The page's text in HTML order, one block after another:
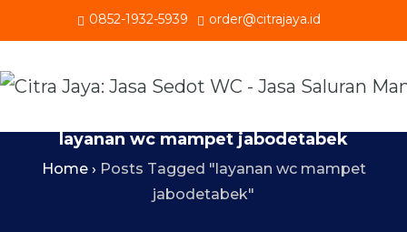
0852-1932-5939 order@citrajaya.id
layanan wc mampet jabodetabek
Home› Posts Tagged "layanan wc mampet
jabodetabek"